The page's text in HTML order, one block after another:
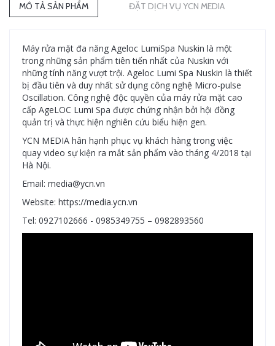
MÔ TẢ SẢN PHẨM ĐẶT DỊCH VỤ YCN MEDIA
Máy rửa mặt đa năng Ageloc LumiSpa Nuskin là một
trong những sản phẩm tiên tiến nhất của Nuskin với
những tính năng vượt trội. Ageloc Lumi Spa Nuskin là thiết
bị đầu tiên và duy nhất sử dụng công nghệ Micro-pulse
Oscillation. Công nghệ độc quyền của máy rửa mặt cao
cấp AgeLOC Lumi Spa được chứng nhận bởi hội đồng
quản trị và thực hiện nghiên cứu biểu hiện gen.
YCN MEDIA hân hạnh phục vụ khách hàng trong việc
quay video sự kiện ra mắt sản phẩm vào tháng 4/2018 tại
Hà Nội.
Email: media@ycn.vn
Website: https://media.ycn.vn
Tel: 0927102666 - 0985349755 – 0982893560